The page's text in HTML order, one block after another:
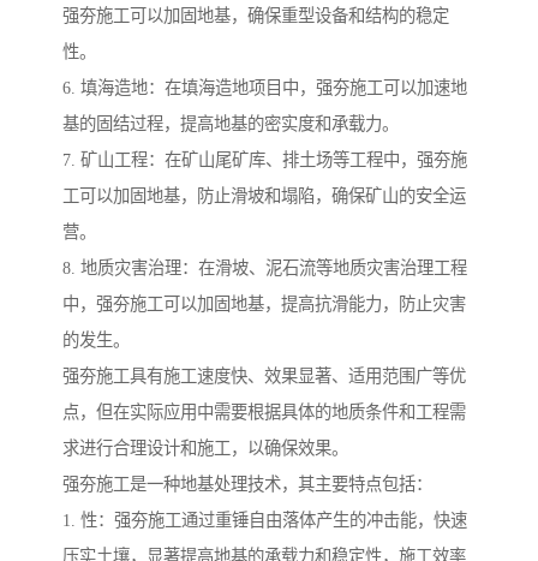
强夯施工可以加固地基，确保重型设备和结构的稳定
性。
6. 填海造地：在填海造地项目中，强夯施工可以加速地
基的固结过程，提高地基的密实度和承载力。
7. 矿山工程：在矿山尾矿库、排土场等工程中，强夯施
工可以加固地基，防止滑坡和塌陷，确保矿山的安全运
营。
8. 地质灾害治理：在滑坡、泥石流等地质灾害治理工程
中，强夯施工可以加固地基，提高抗滑能力，防止灾害
的发生。
强夯施工具有施工速度快、效果显著、适用范围广等优
点，但在实际应用中需要根据具体的地质条件和工程需
求进行合理设计和施工，以确保效果。
强夯施工是一种地基处理技术，其主要特点包括：
1. 性：强夯施工通过重锤自由落体产生的冲击能，快速
压实土壤，显著提高地基的承载力和稳定性，施工效率